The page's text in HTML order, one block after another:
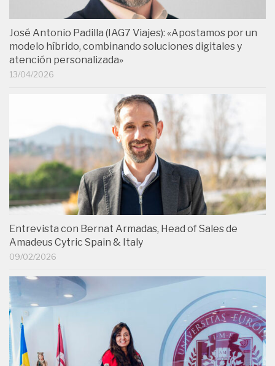
José Antonio Padilla (IAG7 Viajes): «Apostamos por un
modelo híbrido, combinando soluciones digitales y
atención personalizada»
13/04/2026
Entrevista con Bernat Armadas, Head of Sales de
Amadeus Cytric Spain & Italy
09/02/2026